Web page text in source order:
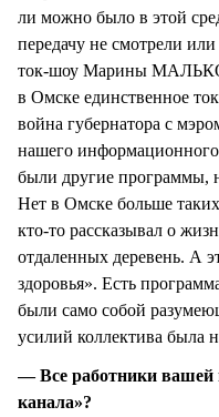
ли можно было в этой
передачу не смотрели
ток-шоу Марины
в Омске единственное
война губернатора с
нашего
были другие программы,
Нет в Омске больше
кто-то рассказывал о
отдаленных деревень. А
здоровья». Есть
были само собой
усилий коллектива была
— Все работники вашей
канала»?